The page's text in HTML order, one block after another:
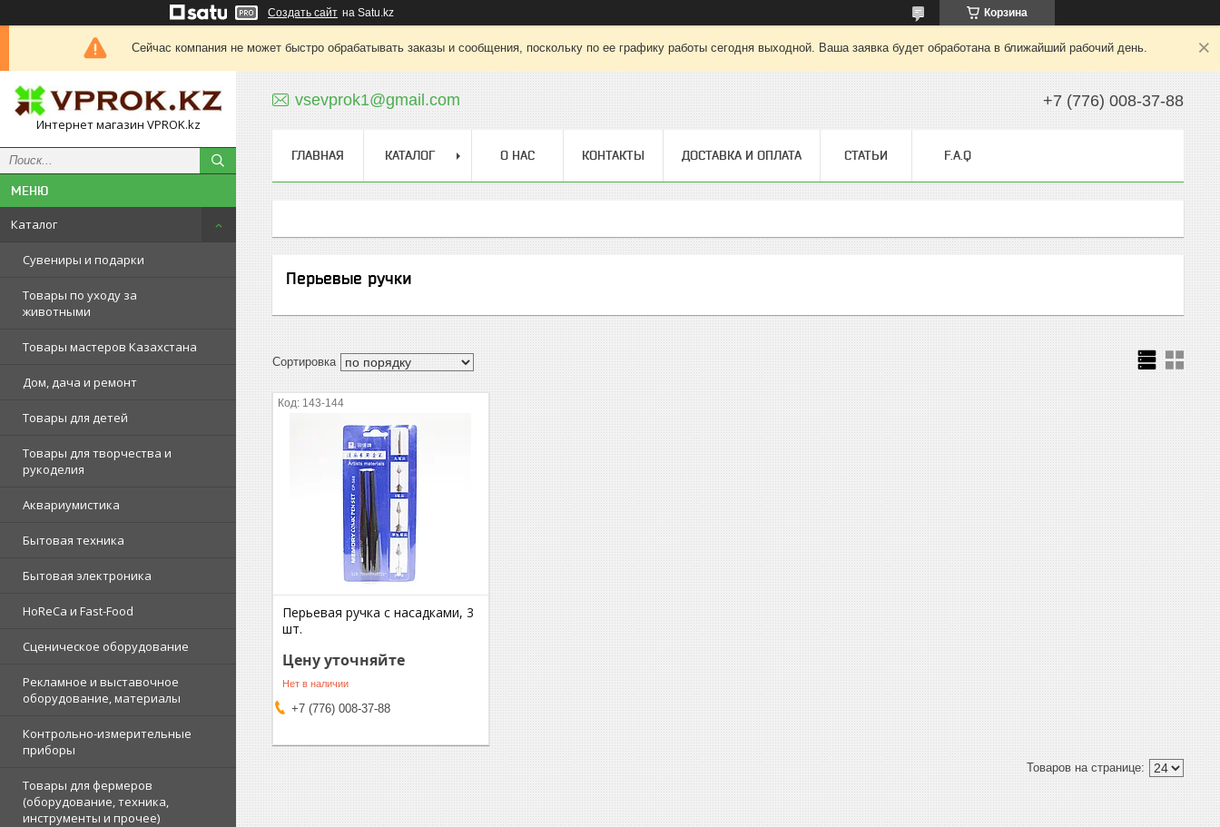
Создать сайт на Satu.kz Корзина
Сейчас компания не может быстро обрабатывать заказы и сообщения, поскольку по ее графику работы сегодня выходной. Ваша заявка будет обработана в ближайший рабочий день.
Интернет магазин VPROK.kz
Каталог
Сувениры и подарки
Товары по уходу за
животными
Товары мастеров Казахстана
Дом, дача и ремонт
Товары для детей
Товары для творчества и
рукоделия
Аквариумистика
Бытовая техника
Бытовая электроника
HoReCa и Fast-Food
Сценическое оборудование
Рекламное и выставочное
оборудование, материалы
Контрольно-измерительные
приборы
Товары для фермеров
(оборудование, техника,
инструменты и прочее)
vsevprok1@gmail.com +7 (776) 008-37-88
ГЛАВНАЯ КАТАЛОГ О НАС КОНТАКТЫ ДОСТАВКА И ОПЛАТА СТАТЬИ F.A.Q
Перьевые ручки
143-144
Перьевая ручка с насадками, 3
шт.
Цену уточняйте
Нет в наличии
+7 (776) 008-37-88